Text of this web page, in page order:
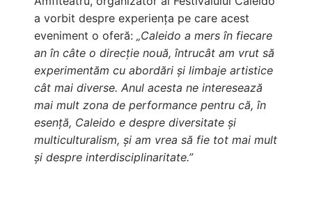
a vorbit despre experiența pe care acest
eveniment o oferă: „Caleido a mers în fiecare
an în câte o direcție nouă, întrucât am vrut să
experimentăm cu abordări și limbaje artistice
cât mai diverse. Anul acesta ne interesează
mai mult zona de performance pentru că, în
esență, Caleido e despre diversitate și
multiculturalism, și am vrea să fie tot mai mult
și despre interdisciplinaritate.”